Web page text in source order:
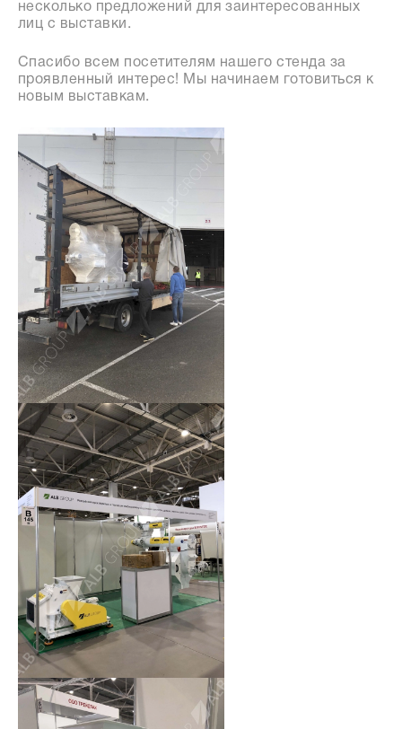
несколько предложений для заинтересованных
лиц с выставки.
Спасибо всем посетителям нашего стенда за
проявленный интерес! Мы начинаем готовиться к
новым выставкам.